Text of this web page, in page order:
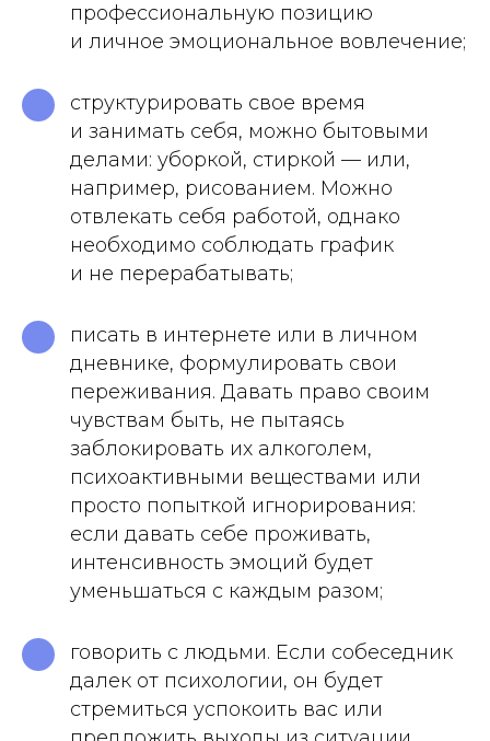
профессиональную позицию
и личное эмоциональное вовлечение;
структурировать свое время
и занимать себя, можно бытовыми
делами: уборкой, стиркой — или,
например, рисованием. Можно
отвлекать себя работой, однако
необходимо соблюдать график
и не перерабатывать;
писать в интернете или в личном
дневнике, формулировать свои
переживания. Давать право своим
чувствам быть, не пытаясь
заблокировать их алкоголем,
психоактивными веществами или
просто попыткой игнорирования:
если давать себе проживать,
интенсивность эмоций будет
уменьшаться с каждым разом;
говорить с людьми. Если собеседник
далек от психологии, он будет
стремиться успокоить вас или